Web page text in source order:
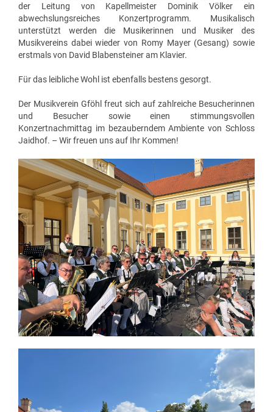
der Leitung von Kapellmeister Dominik Völker ein
abwechslungsreiches Konzertprogramm. Musikalisch
unterstützt werden die Musikerinnen und Musiker des
Musikvereins dabei wieder von Romy Mayer (Gesang) sowie
erstmals von David Blabensteiner am Klavier.
Für das leibliche Wohl ist ebenfalls bestens gesorgt.
Der Musikverein Gföhl freut sich auf zahlreiche Besucherinnen
und Besucher sowie einen stimmungsvollen
Konzertnachmittag im bezauberndem Ambiente von Schloss
Jaidhof. – Wir freuen uns auf Ihr Kommen!